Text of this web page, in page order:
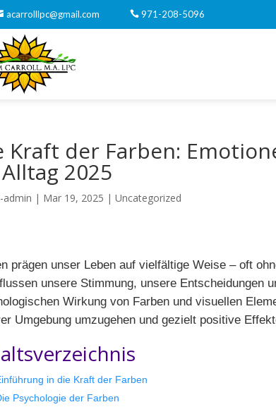
acarrolllpc@gmail.com 971-208-5096
Kraft der Farben:
2025
admin | Mar 19, 2025 |Uncategorized
prägen unser Leben auf vielfältige Weise – oft
unsere Stimmung, unsere Entscheidungen
Wirkung von Farben und visuellen
Umgebung umzugehen und gezielt positive
in die Kraft der Farben
Psychologie der Farben